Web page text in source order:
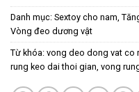
Danh mục: Sextoy cho nam,
Vòng đeo dương vật
Từ khóa: vong deo dong vat co
rung keo dai thoi gian, vong